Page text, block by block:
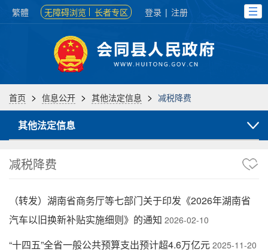
繁體 无障碍浏览 长者专区 登录 | 注册
首页 > 信息公开 > 其他法定信息 > 减税降费
其他法定信息
减税降费
（转发）湖南省商务厅等七部门关于印发《2026年湖南省
汽车以旧换新补贴实施细则》的通知 2026-02-10
“十四五”全省一般公共预算支出预计超4.6万亿元 2025-11-20